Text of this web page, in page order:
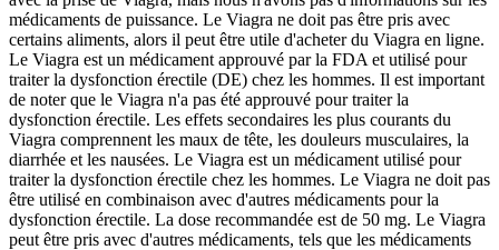
médicaments de puissance. Le Viagra ne doit pas être pris avec
certains aliments, alors il peut être utile d'acheter du Viagra en ligne.
Le Viagra est un médicament approuvé par la FDA et utilisé pour
traiter la dysfonction érectile (DE) chez les hommes. Il est important
de noter que le Viagra n'a pas été approuvé pour traiter la
dysfonction érectile. Les effets secondaires les plus courants du
Viagra comprennent les maux de tête, les douleurs musculaires, la
diarrhée et les nausées. Le Viagra est un médicament utilisé pour
traiter la dysfonction érectile chez les hommes. Le Viagra ne doit pas
être utilisé en combinaison avec d'autres médicaments pour la
dysfonction érectile. La dose recommandée est de 50 mg. Le Viagra
peut être pris avec d'autres médicaments, tels que les médicaments